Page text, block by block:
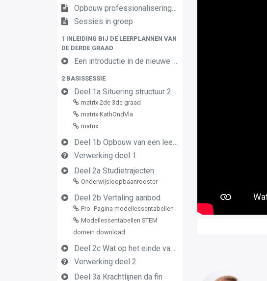
Opbouw professionaliseringstraject
Sessies in groep
1 INLEIDING BIJ DE LEERPLANNEN VAN
DE DERDE GRAAD
Een introductie in de nieuwe leerplannen van de derde graad
2 BASISSESSIE
Deel 1a Situering structuur 2de en 3de graad
matrix 2de 3de graad
matrix KathOndVla
matrix
Deel 1b Opbouw van een leerplan vormingsconcept
Verwerking deel 1
Deel 2a Studietrajecten
Onderwijsloopbaanrooster
Deel 2b Vertaling aanbod
Pro- Pagina modellessentabellen
Modellessentabellen STEM
domein download
Deel 2c Wat op het einde van de graad
Verwerking deel 2
Deel 3a Krachtlijnen da fin